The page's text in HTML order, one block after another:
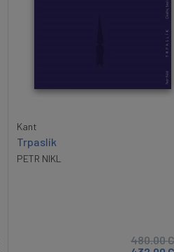
Kant
Trpaslík
PETR NIKL
480.00